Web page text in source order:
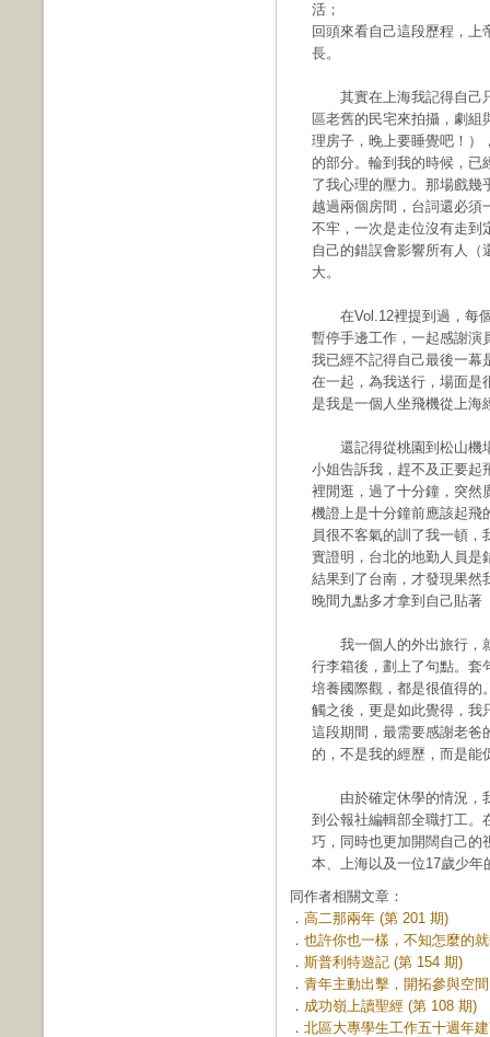
活；
回頭來看自己這段歷程，
長。
其實在上海我記得自己只
區老舊的民宅來拍攝，劇
理房子，晚上要睡覺吧！）
的部分。輪到我的時候，已
了我心理的壓力。那場戲幾
越過兩個房間，台詞還必須
不牢，一次是走位沒有走到
自己的錯誤會影響所有人（
大。
在Vol.12裡提到過，每個
暫停手邊工作，一起感謝演
我已經不記得自己最後一幕
在一起，為我送行，場面是
是我是一個人坐飛機從上海
還記得從桃園到松山機場
小姐告訴我，趕不及正要起
裡閒逛，過了十分鐘，突然
機證上是十分鐘前應該起飛
員很不客氣的訓了我一頓
實證明，台北的地勤人員是
結果到了台南，才發現果然
晚間九點多才拿到自己貼著
我一個人的外出旅行，就
行李箱後，劃上了句點。套
培養國際觀，都是很值得的
觸之後，更是如此覺得，我
這段期間，最需要感謝老爸
的，不是我的經歷，而是能
由於確定休學的情況，我
到公報社編輯部全職打工。
巧，同時也更加開闊自己的
本、上海以及一位17歲少年
同作者相關文章：
． 高二那兩年 (第 201 期)
． 也許你也一樣，不知怎麼的
． 斯普利特遊記 (第 154 期)
． 青年主動出擊，開拓參與空
． 成功嶺上讀聖經 (第 108 期)
． 北區大專學生工作五十週年